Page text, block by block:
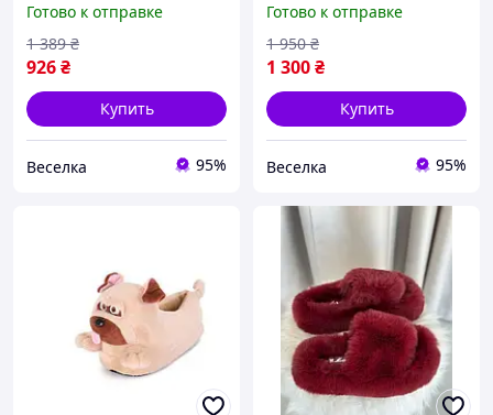
размеры 35-40 стильный
комфортный аксессуар
FLAME
Готово к отправке
926₴
1 389 ₴
Купить
Веселка 95%
для мужчин и женщин
размер 35-40 FLAME
Готово к отправке
1 300₴
1 950 ₴
Купить
Веселка 95%